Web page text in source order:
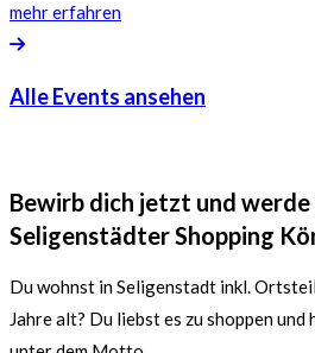
mehr erfahren
Alle Events ansehen
Bewirb dich jetzt und
Seligenstädter Shopping
Du wohnst in Seligenstadt inkl.
Jahre alt? Du liebst es zu shoppen